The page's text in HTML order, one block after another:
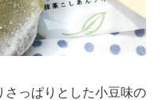
さっぱりとした小豆味の